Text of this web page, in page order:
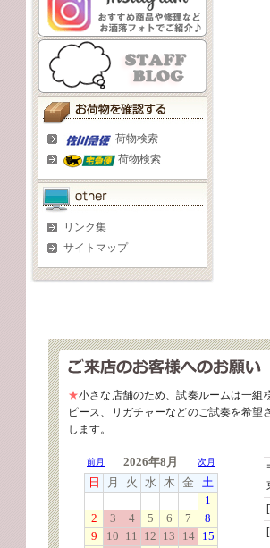
荷物検索
荷物検索
リンク集
サイトマップ
★小さな店舗のため、試奏ルームは一組
ピース、リガチャーなどのご試奏を希
します。